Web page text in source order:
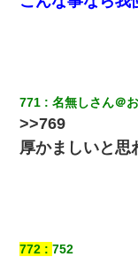
771 名無しさん＠
>>769
厚かましいと思
772 752